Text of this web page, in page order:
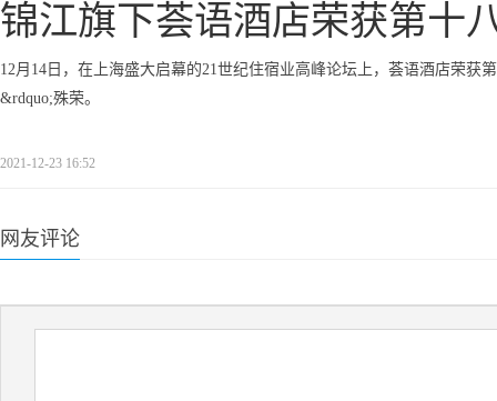
锦江旗下荟语酒店荣获第十
12月14日，在上海盛大启幕的21世纪住宿业高峰论坛上，荟语酒店荣获
&rdquo;殊荣。
2021-12-23 16:52
网友评论